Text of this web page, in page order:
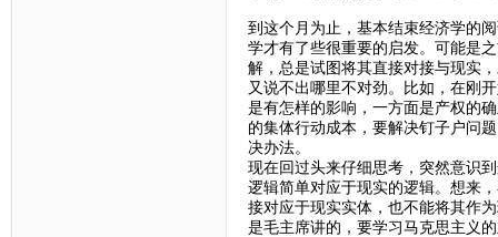
到这个月为止，基本结束经济学的
学才有了些很重要的启发。可能是
解，总是试图将其直接对接与现实
又说不出哪里不对劲。比如，在刚
是有怎样的影响，一方面是产权的
的集体行动成本，要解决钉子户问
决办法。
现在回过头来仔细思考，突然意识
逻辑简单对应于现实的逻辑。想来
接对应于现实实体，也不能将其作
是毛主席讲的，要学习马克思主义